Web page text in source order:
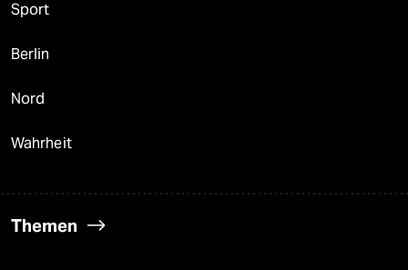
Sport
Berlin
Nord
Wahrheit
Themen